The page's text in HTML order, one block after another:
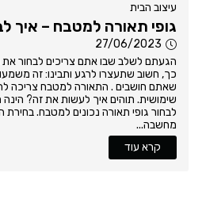
עיצוב הבית
גופי תאורה למטבח – איך
27/06/2023
הגעתם לשלב שבו אתם צריכים לבחור
כך, חשוב שתעצרו לרגע ותבינו: זה
שאתם חושבים . התאורה למטבח צריכה
שימושית. תוהים איך לעשות את זה? הינה
לבחור גופי תאורה נכונים למטבח. בחירת
מחשבה...
קרא עוד